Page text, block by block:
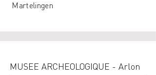
Martelingen
MUSEE ARCHEOLOGIQUE - Arlon